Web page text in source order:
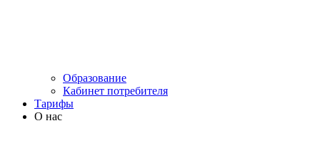
Образование
Кабинет потребителя
Тарифы
О нас